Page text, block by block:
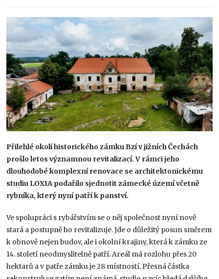
Přilehlé okolí historického zámku Bzí v jižních Čechách
prošlo letos významnou revitalizací. V rámci jeho
dlouhodobé komplexní renovace se architektonickému
studiu LOXIA podařilo sjednotit zámecké území včetně
rybníka, který nyní patří k panství.
Ve spolupráci s rybářstvím se o něj společnost nyní nově
stará a postupně ho revitalizuje. Jde o důležitý posun směrem
k obnově nejen budov, ale i okolní krajiny, která k zámku ze
14. století neodmyslitelně patří. Areál má rozlohu přes 20
hektarů a v patře zámku je 28 místností. Přesná částka